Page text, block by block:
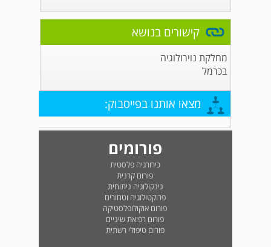
קישורים בנושא
מחלקת נוירולוגיה
בכרמל
מצאו אותנו בפייסבוק:
פורומים
כירורגיה פלסטית
פורום קרנית
גינקולוגיה ניתוחית
פרוקטולוגיה וטחורים
פורום אוקולופלסטיקה
פורום רפואת שיניים
פורום טיפולי רשתית